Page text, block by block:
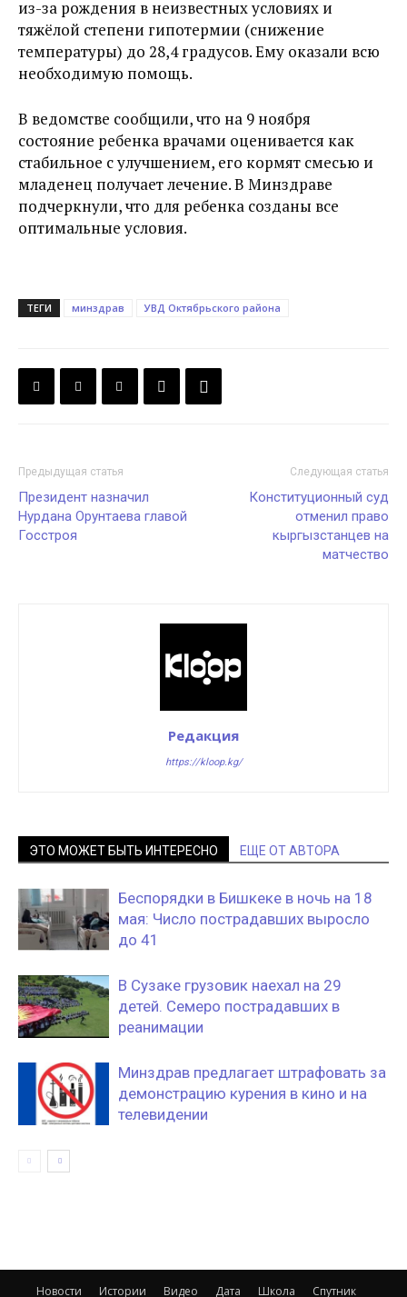
из-за рождения в неизвестных условиях и
тяжёлой степени гипотермии (снижение
температуры) до 28,4 градусов. Ему оказали всю
необходимую помощь.
В ведомстве сообщили, что на 9 ноября
состояние ребенка врачами оценивается как
стабильное с улучшением, его кормят смесью и
младенец получает лечение. В Минздраве
подчеркнули, что для ребенка созданы все
оптимальные условия.
ТЕГИ минздрав УВД Октябрьского района
Предыдущая статья
Президент назначил
Нурдана Орунтаева главой
Госстроя
Следующая статья
Конституционный суд
отменил право
кыргызстанцев на
матчество
Редакция
https://kloop.kg/
ЭТО МОЖЕТ БЫТЬ ИНТЕРЕСНО ЕЩЕ ОТ АВТОРА
Беспорядки в Бишкеке в ночь на 18
мая: Число пострадавших выросло
до 41
В Сузаке грузовик наехал на 29
детей. Семеро пострадавших в
реанимации
Минздрав предлагает штрафовать за
демонстрацию курения в кино и на
телевидении
Новости Истории Видео Дата Школа Спутник